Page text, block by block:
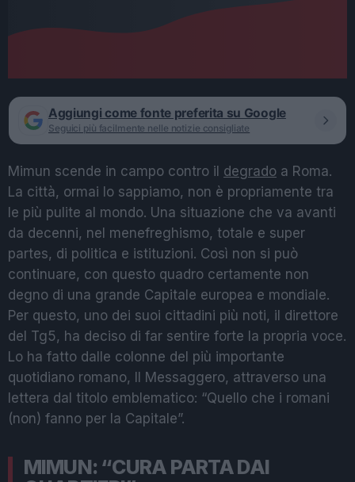
Aggiungi come fonte preferita su Google
Seguici più facilmente nelle notizie consigliate
Mimun scende in campo contro il degrado a Roma.
La città, ormai lo sappiamo, non è propriamente tra
le più pulite al mondo. Una situazione che va avanti
da decenni, nel menefreghismo, totale e super
partes, di politica e istituzioni. Così non si può
continuare, con questo quadro certamente non
degno di una grande Capitale europea e mondiale.
Per questo, uno dei suoi cittadini più noti, il direttore
del Tg5, ha deciso di far sentire forte la propria voce.
Lo ha fatto dalle colonne del più importante
quotidiano romano, Il Messaggero, attraverso una
lettera dal titolo emblematico: “Quello che i romani
(non) fanno per la Capitale”.
MIMUN: “CURA PARTA DAI